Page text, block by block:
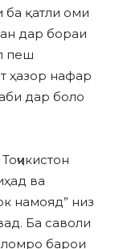
ба қатли оми
дар бораи
пеш
ҳазор нафар
дар боло
ва
намояд” низ
Ба саволи
барои